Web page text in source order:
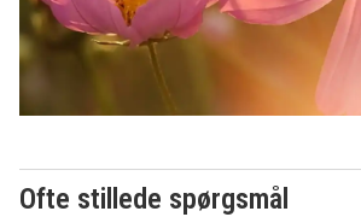
Ofte stillede spørgsmål